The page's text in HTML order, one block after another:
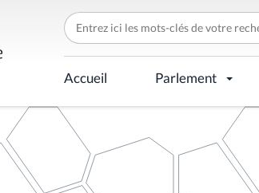
C
h
e
r
c
h
r
p
Accueil Parlement